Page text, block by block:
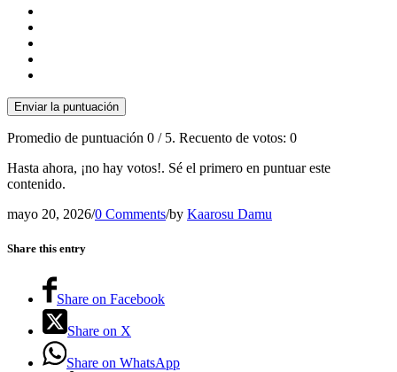
Enviar la puntuación
Promedio de puntuación 0 / 5. Recuento de votos: 0
Hasta ahora, ¡no hay votos!. Sé el primero en puntuar este
contenido.
mayo 20, 2026/0 Comments/by Kaarosu Damu
Share this entry
Share on Facebook
Share on X
Share on WhatsApp